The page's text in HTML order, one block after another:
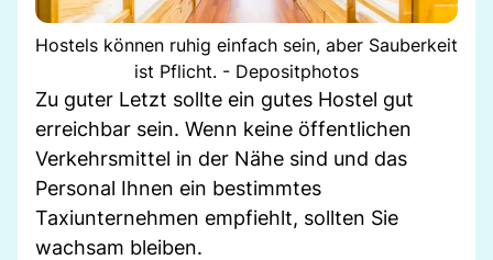
Hostels können ruhig einfach sein, aber Sauberkeit
ist Pflicht. - Depositphotos
Zu guter Letzt sollte ein gutes Hostel gut
erreichbar sein. Wenn keine öffentlichen
Verkehrsmittel in der Nähe sind und das
Personal Ihnen ein bestimmtes
Taxiunternehmen empfiehlt, sollten Sie
wachsam bleiben.